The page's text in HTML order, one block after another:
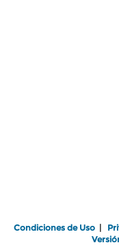
Condiciones de Uso |